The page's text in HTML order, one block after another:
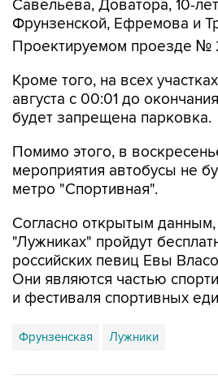
Проектируемом проезде №
Кроме того, на всех
будет запрещена парковка.
Помимо этого, в
метро "Спортивная".
Согласно открытым данным,
российских певиц Евы
Они являются частью
и фестиваля спортивных
Фрунзенская Лужники